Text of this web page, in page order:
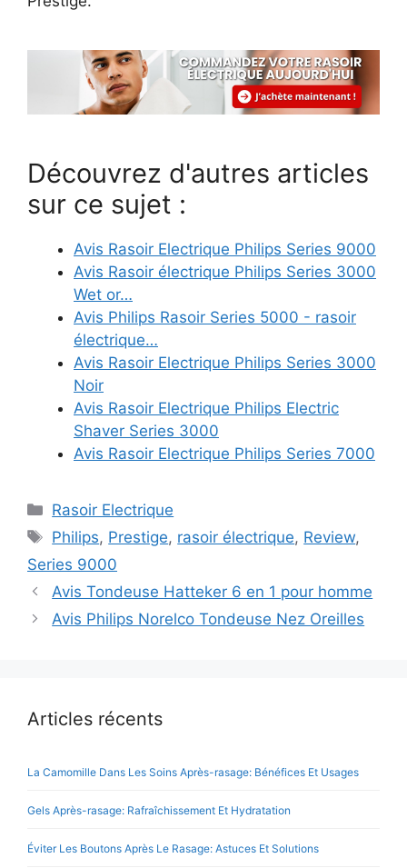
Découvrez d'autres articles
sur ce sujet :
Avis Rasoir Electrique Philips Series 9000
Avis Rasoir électrique Philips Series 3000
Wet or…
Avis Philips Rasoir Series 5000 - rasoir
électrique…
Avis Rasoir Electrique Philips Series 3000
Noir
Avis Rasoir Electrique Philips Electric
Shaver Series 3000
Avis Rasoir Electrique Philips Series 7000
Catégories
Rasoir Electrique
Étiquettes
Philips, Prestige, rasoir électrique, Review,
Series 9000
Avis Tondeuse Hatteker 6 en 1 pour homme
Avis Philips Norelco Tondeuse Nez Oreilles
Articles récents
La Camomille Dans Les Soins Après-rasage: Bénéfices Et Usages
Gels Après-rasage: Rafraîchissement Et Hydratation
Éviter Les Boutons Après Le Rasage: Astuces Et Solutions